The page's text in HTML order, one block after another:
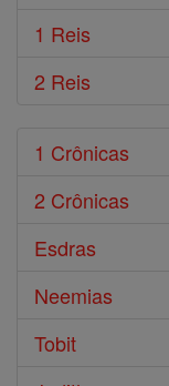
1 Reis
2 Reis
1 Crônicas
2 Crônicas
Esdras
Neemias
Tobit